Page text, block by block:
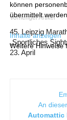
können
übermittelt
Inhalte anzeigen
Weitere
Vorheriger Artikel
45. Leipzig
„Sportliches
23. April
An
Automattic